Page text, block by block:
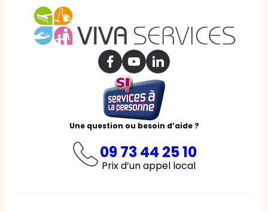
Une question ou besoin d’aide ?
09 73 44 25 10
Prix d’un appel local